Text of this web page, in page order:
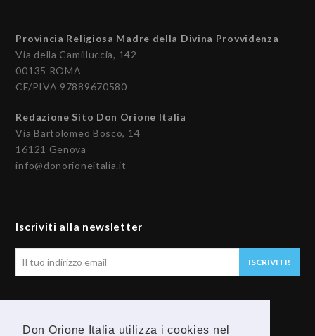
Don Orione Italia utilizza i cookies nel
Provincia Religiosa Madre della Divina Provvidenza
Via della Camilluccia, 142
00135 ROMA
CF/PIVA 97889670580
Redazione Sito Don Orione Italia
Via Bartolomeo Bosco, 14
16121 Genova
info@donorioneitalia.it
Iscriviti alla newsletter
ISCRIVITI!